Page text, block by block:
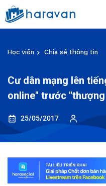
Học viện Chia sẻ thông tin
Cư dân mạng lên
online" trước
25/05/2017